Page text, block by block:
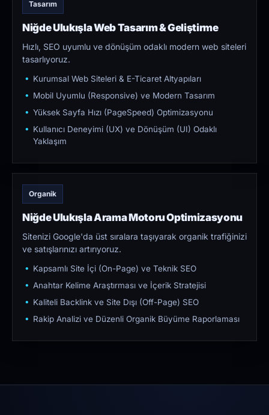
Tasarım
Niğde Ulukışla Web Tasarım & Geliştirme
Hızlı, SEO uyumlu ve dönüşüm odaklı modern web siteleri
tasarlıyoruz.
Kurumsal Web Siteleri & E-Ticaret Altyapıları
Mobil Uyumlu (Responsive) ve Modern Tasarım
Yüksek Sayfa Hızı (PageSpeed) Optimizasyonu
Kullanıcı Deneyimi (UX) ve Dönüşüm (UI) Odaklı
Yaklaşım
Organik
Niğde Ulukışla Arama Motoru Optimizasyonu
Sitenizi Google'da üst sıralara taşıyarak organik trafiğinizi
ve satışlarınızı artırıyoruz.
Kapsamlı Site İçi (On-Page) ve Teknik SEO
Anahtar Kelime Araştırması ve İçerik Stratejisi
Kaliteli Backlink ve Site Dışı (Off-Page) SEO
Rakip Analizi ve Düzenli Organik Büyüme Raporlaması